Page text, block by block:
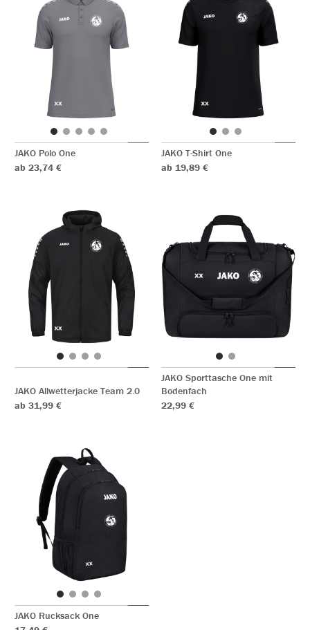
JAKO Polo One
ab 23,74 €
JAKO T-Shirt One
ab 19,89 €
JAKO Allwetterjacke Team 2.0
ab 31,99 €
JAKO Sporttasche One mit
Bodenfach
22,99 €
JAKO Rucksack One